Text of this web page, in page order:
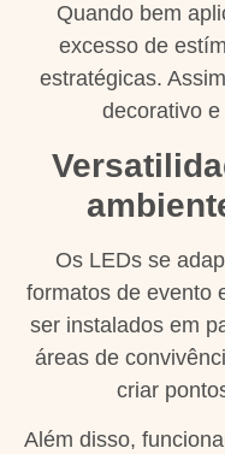
Quando bem
excesso de
estratégicas.
decorativo
Os LEDs se
formatos de evento
ser instalados em
áreas de
criar
Além disso,